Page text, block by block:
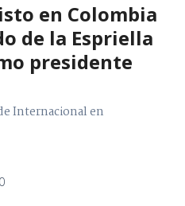
en Colombia
de la Espriella
presidente
Internacional en